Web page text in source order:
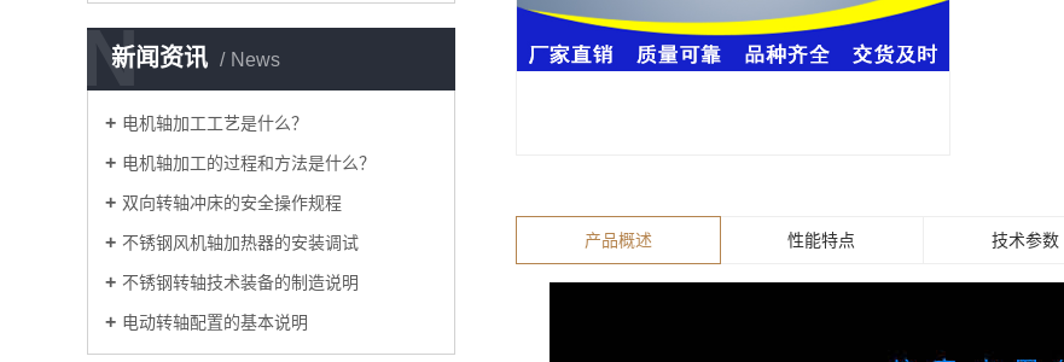
新闻资讯 News
N
电机轴加工工艺是什么？
电机轴加工的过程和方法是什么？
双向转轴冲床的安全操作规程
不锈钢风机轴加热器的安装调试
不锈钢转轴技术装备的制造说明
电动转轴配置的基本说明
产品概述 性能特点 技术参数